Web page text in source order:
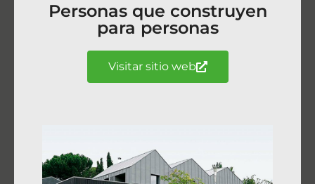
Personas que construyen
para personas
Visitar sitio web